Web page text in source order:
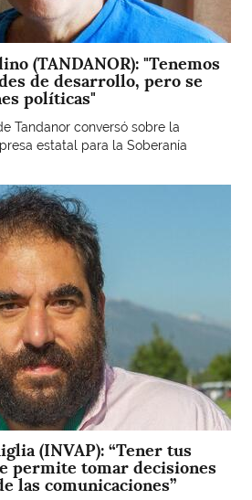
(TANDANOR): "Tenemos
de desarrollo, pero se
políticas"
Tandanor conversó sobre la
estatal para la Soberanía
(INVAP): “Tener tus
permite tomar decisiones
las comunicaciones”